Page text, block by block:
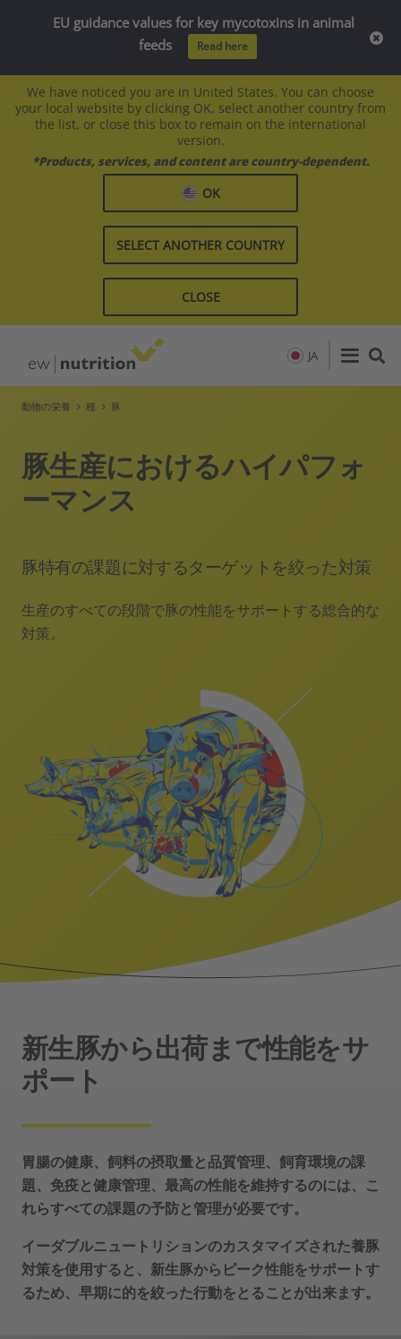
We have noticed you are in United States. You can choose
your local website by clicking OK, select another country from
the list, or close this box to remain on the international
version.
*Products, services, and content are country-dependent.
OK
SELECT ANOTHER COUNTRY
CLOSE
JA
動物の栄養 種 豚
豚生産におけるハイパフォ
ーマンス
豚特有の課題に対するターゲットを絞った対策
生産のすべての段階で豚の性能をサポートする総合的な
対策。
新生豚から出荷まで性能をサ
ポート
胃腸の健康、飼料の摂取量と品質管理、飼育環境の課
題、免疫と健康管理、最高の性能を維持するのには、こ
れらすべての課題の予防と管理が必要です。
イーダブルニュートリションのカスタマイズされた養豚
対策を使用すると、新生豚からピーク性能をサポートす
るため、早期に的を絞った行動をとることが出来ます。
EU guidance values for key mycotoxins in animal
feeds
Read here